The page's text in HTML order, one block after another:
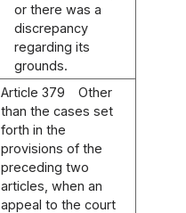
or there was a
discrepancy
regarding its
grounds.
Article 379
Other
than the cases set
forth in the
provisions of the
preceding two
articles, when an
appeal to the court